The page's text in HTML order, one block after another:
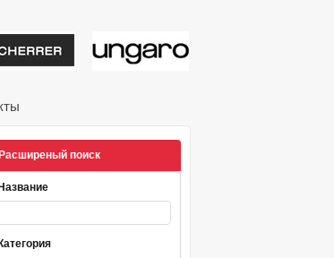
подарки от
Расширеный поиск
Название
Категория